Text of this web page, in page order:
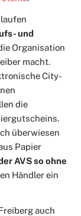
und
Organisation
macht.
City-
die
überwiesen
Papier
AVS so ohne
Händler ein
auch